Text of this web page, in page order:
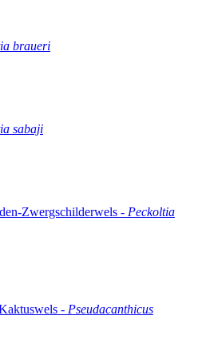
braueri
sabaji
Zwergschilderwels - Peckoltia
- Pseudacanthicus